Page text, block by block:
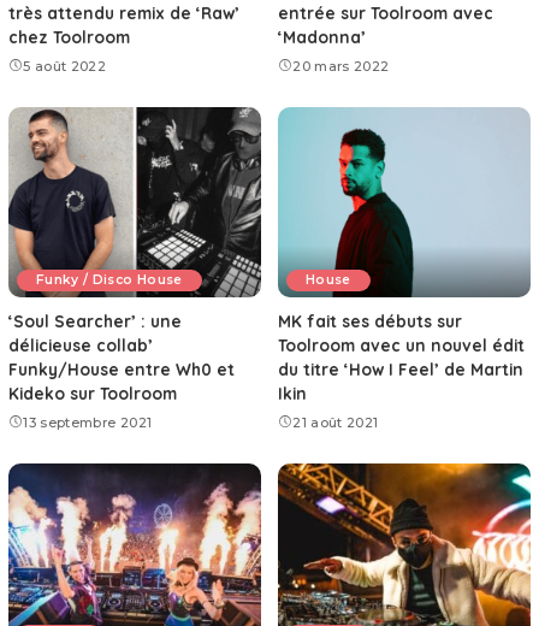
très attendu remix de ‘Raw’
chez Toolroom
5 août 2022
entrée sur Toolroom avec
‘Madonna’
20 mars 2022
Funky / Disco House
‘Soul Searcher’ : une
délicieuse collab’
Funky/House entre Wh0 et
Kideko sur Toolroom
13 septembre 2021
House
MK fait ses débuts sur
Toolroom avec un nouvel édit
du titre ‘How I Feel’ de Martin
Ikin
21 août 2021